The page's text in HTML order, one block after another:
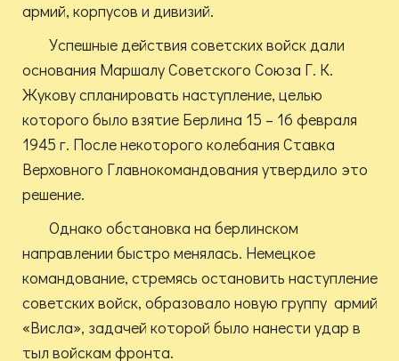
армий, корпусов и дивизий.
Успешные действия советских войск дали
основания Маршалу Советского Союза Г. К.
Жукову спланировать наступление, целью
которого было взятие Берлина 15 – 16 февраля
1945 г. После некоторого колебания Ставка
Верховного Главнокомандования утвердило это
решение.
Однако обстановка на берлинском
направлении быстро менялась. Немецкое
командование, стремясь остановить наступление
советских войск, образовало новую группу армий
«Висла», задачей которой было нанести удар в
тыл войскам фронта.